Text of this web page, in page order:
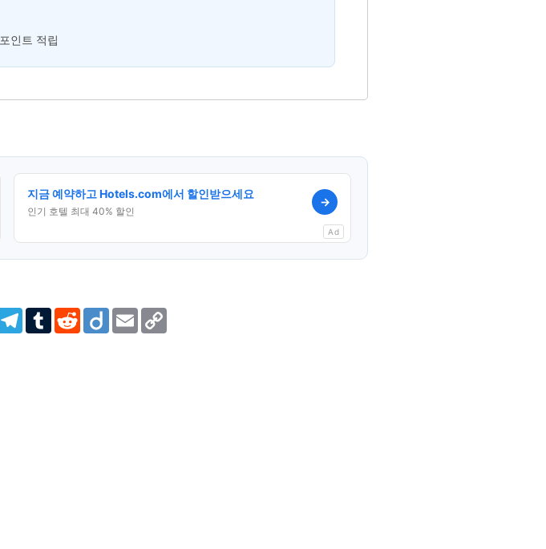
인트 적립
지금 예약하고 Hotels.com에서 할인받으세요
인기 호텔 최대 40% 할인
→
Ad
Telegram
TumblrRedditDiigo Email